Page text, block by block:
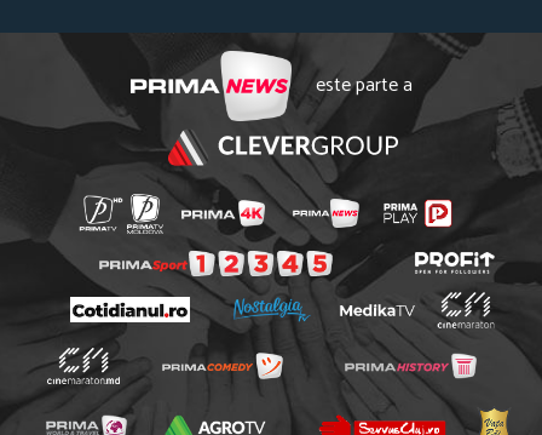
este parte a